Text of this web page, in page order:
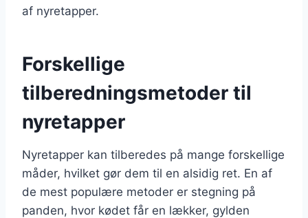
af nyretapper.
Forskellige
tilberedningsmetoder til
nyretapper
Nyretapper kan tilberedes på mange forskellige
måder, hvilket gør dem til en alsidig ret. En af
de mest populære metoder er stegning på
panden, hvor kødet får en lækker, gylden